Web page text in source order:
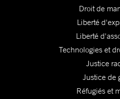
Droit de
Liberté
Liberté
Technologies et
Justice
Justice de
Réfugiés et